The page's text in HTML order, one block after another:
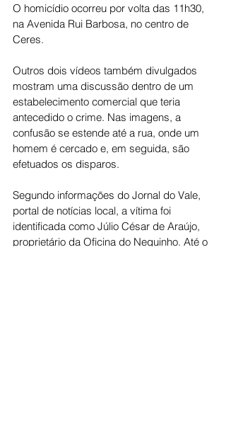
O homicídio ocorreu por volta das 11h30,
na Avenida Rui Barbosa, no centro de
Ceres.
Outros dois vídeos também divulgados
mostram uma discussão dentro de um
estabelecimento comercial que teria
antecedido o crime. Nas imagens, a
confusão se estende até a rua, onde um
homem é cercado e, em seguida, são
efetuados os disparos.
Segundo informações do Jornal do Vale,
portal de notícias local, a vítima foi
identificada como Júlio César de Araújo,
proprietário da Oficina do Neguinho. Até o